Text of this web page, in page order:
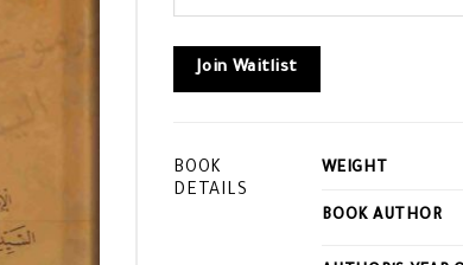
address
to
waitlist
for
Join Waitlist
BOOK
DETAILS
WEIGHT
BOOK AUTHOR